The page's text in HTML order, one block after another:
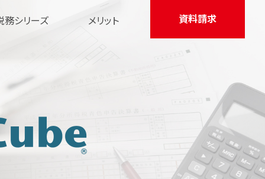
務シリーズ メリット 資料請求